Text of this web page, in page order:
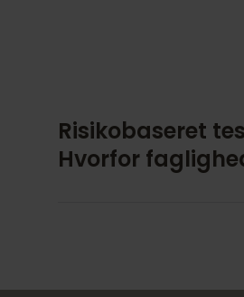
Risikobaseret
Hvorfor